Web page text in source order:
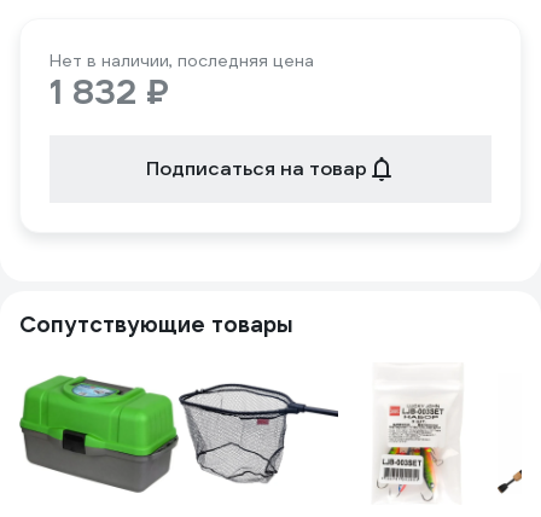
Нет в наличии, последняя цена
1 832 ₽
Подписаться на товар
Сопутствующие товары